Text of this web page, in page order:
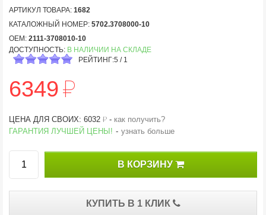
АРТИКУЛ ТОВАРА: 1682
КАТАЛОЖНЫЙ НОМЕР: 5702.3708000-10
OEM: 2111-3708010-10
ДОСТУПНОСТЬ: В НАЛИЧИИ НА СКЛАДЕ
РЕЙТИНГ:5 / 1
6349й
ЦЕНА ДЛЯ СВОИХ: 6032 й - как получить?
ГАРАНТИЯ ЛУЧШЕЙ ЦЕНЫ! - узнать больше
В КОРЗИНУ
КУПИТЬ В 1 КЛИК